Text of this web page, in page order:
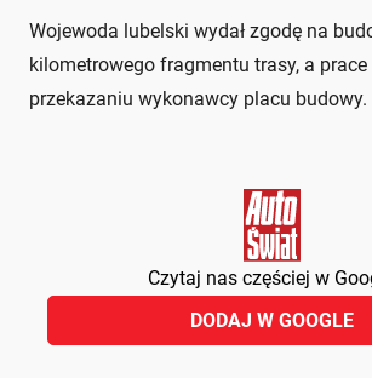
Wojewoda lubelski wydał zgodę na
kilometrowego fragmentu trasy, a
przekazaniu wykonawcy placu budowy.
Czytaj nas częściej w
DODAJ W GOOGLE